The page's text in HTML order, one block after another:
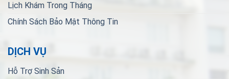
Lịch Khám Trong Tháng
Chính Sách Bảo Mật Thông Tin
DỊCH VỤ
Hỗ Trợ Sinh Sản